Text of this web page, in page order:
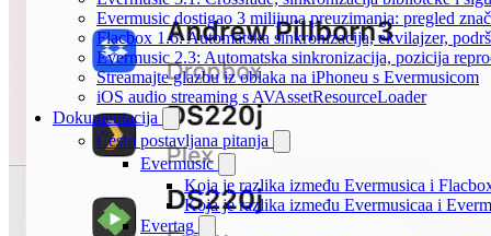
Evermusic dostigao 3 milijuna preuzimanja: pregled
Flacbox 1.6: Automatska sinkronizacija, ekvilajzer,
Evermusic 2.3: Automatska sinkronizacija, pozicija
Streamajte glazbu iz oblaka na iPhoneu s Evermusicom
iOS audio streaming s AVAssetResourceLoader
Dokumentacija
Često postavljana pitanja
Evermusic
Koja je razlika između Evermusica i
Koja je razlika između Evermusicaa i
Evertag